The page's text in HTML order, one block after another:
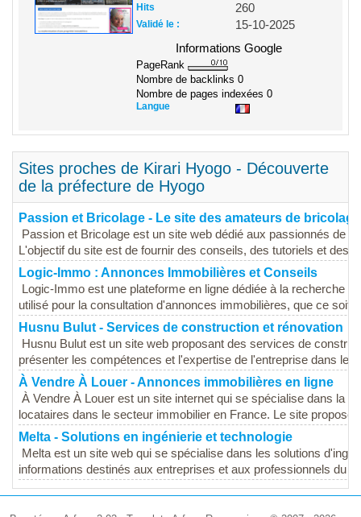
Hits 260
Validé le :
15-10-2025
Informations Google
PageRank
Nombre de backlinks 0
Nombre de pages indexées 0
Langue
Sites proches de Kirari Hyogo - Découverte
de la préfecture de Hyogo
Passion et Bricolage - Le site des amateurs de bricolage
Passion et Bricolage est un site web dédié aux passionnés de
L'objectif du site est de fournir des conseils, des tutoriels et des
Logic-Immo : Annonces Immobilières et Conseils
Logic-Immo est une plateforme en ligne dédiée à la recherche
utilisé pour la consultation d'annonces immobilières, que ce soit
Husnu Bulut - Services de construction et rénovation
Husnu Bulut est un site web proposant des services de
présenter les compétences et l'expertise de l'entreprise dans le
À Vendre À Louer - Annonces immobilières en ligne
À Vendre À Louer est un site internet qui se spécialise dans la
locataires dans le secteur immobilier en France. Le site propose
Melta - Solutions en ingénierie et technologie
Melta est un site web qui se spécialise dans les solutions
informations destinés aux entreprises et aux professionnels du